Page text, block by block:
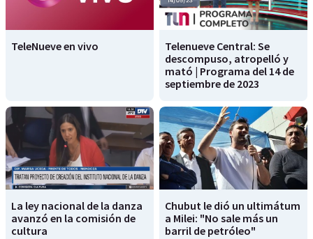
TeleNueve en vivo
Telenueve Central: Se
descompuso, atropelló y
mató | Programa del 14 de
septiembre de 2023
La ley nacional de la danza
avanzó en la comisión de
cultura
Chubut le dió un ultimátum
a Milei: "No sale más un
barril de petróleo"